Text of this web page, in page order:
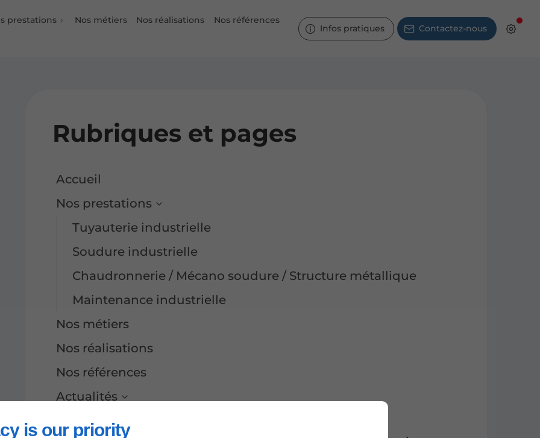
is our priority
prestations Nos métiers Nos réalisations
Nos références
Infos pratiques Contactez-nous
Rubriques et pages
Accueil
Nos prestations
Tuyauterie industrielle
Soudure industrielle
Chaudronnerie / Mécano soudure / Structure métallique
Maintenance industrielle
Nos métiers
Nos réalisations
Nos références
Actualités
Nouveauté